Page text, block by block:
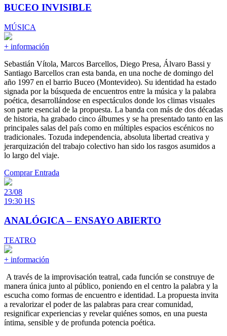
BUCEO INVISIBLE
MÚSICA
+ información
Sebastián Vítola, Marcos Barcellos, Diego Presa, Álvaro Bassi y
Santiago Barcellos cran esta banda, en una noche de domingo del
año 1997 en el barrio Buceo (Montevideo). Su identidad ha estado
signada por la búsqueda de encuentros entre la música y la palabra
poética, desarrollándose en espectáculos donde los climas visuales
son parte esencial de la propuesta. La banda con más de dos décadas
de historia, ha grabado cinco álbumes y se ha presentado tanto en las
principales salas del país como en múltiples espacios escénicos no
tradicionales. Tozuda independencia, absoluta libertad creativa y
jerarquización del trabajo colectivo han sido los rasgos asumidos a
lo largo del viaje.
Comprar Entrada
23/08
19:30 HS
ANALÓGICA – ENSAYO ABIERTO
TEATRO
+ información
A través de la improvisación teatral, cada función se construye de
manera única junto al público, poniendo en el centro la palabra y la
escucha como formas de encuentro e identidad. La propuesta invita
a revalorizar el poder de las palabras para crear comunidad,
resignificar experiencias y revelar quiénes somos, en una puesta
íntima, sensible y de profunda potencia poética.